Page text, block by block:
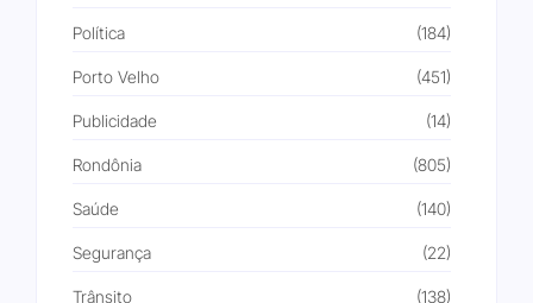
Política (184)
Porto Velho (451)
Publicidade (14)
Rondônia (805)
Saúde (140)
Segurança (22)
Trânsito (138)